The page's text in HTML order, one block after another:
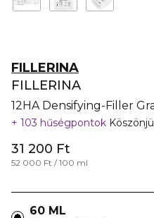
FILLERINA
FILLERINA
12HA Densifying-Filler
103 hűségpontok
31 200 Ft
52 000 Ft / 100 ml
60 ML